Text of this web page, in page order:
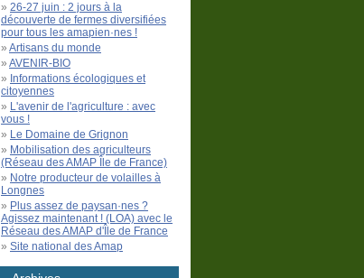
26-27 juin : 2 jours à la
découverte de fermes diversifiées
pour tous les amapien·nes !
Artisans du monde
AVENIR-BIO
Informations écologiques et
citoyennes
L'avenir de l'agriculture : avec
vous !
Le Domaine de Grignon
Mobilisation des agriculteurs
(Réseau des AMAP Île de France)
Notre producteur de volailles à
Longnes
Plus assez de paysan·nes ?
Agissez maintenant ! (LOA) avec le
Réseau des AMAP d'Île de France
Site national des Amap